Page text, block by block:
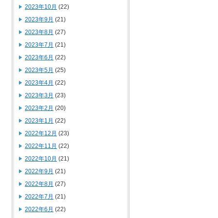
2023年10月 (22)
2023年9月 (21)
2023年8月 (27)
2023年7月 (21)
2023年6月 (22)
2023年5月 (25)
2023年4月 (22)
2023年3月 (23)
2023年2月 (20)
2023年1月 (22)
2022年12月 (23)
2022年11月 (22)
2022年10月 (21)
2022年9月 (21)
2022年8月 (27)
2022年7月 (21)
2022年6月 (22)